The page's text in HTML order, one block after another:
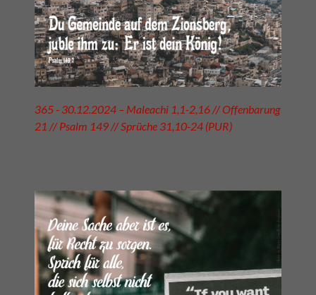
365 - 30.12.2024 – Maleachi 1,1-2,16 // Offenbarung
21 // Psalm 149 // Sprüche 31,10-24 (PUR)